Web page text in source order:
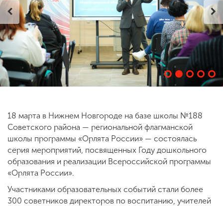
комиссия
+7 (831) 262-26-20
18 марта в Нижнем Новгороде на базе школы №188
Советского района — региональной флагманской
школы программы «Орлята России» — состоялась
серия мероприятий, посвященных Году дошкольного
образования и реализации Всероссийской программы
«Орлята России».
Участниками образовательных событий стали более
300 советников директоров по воспитанию, учителей